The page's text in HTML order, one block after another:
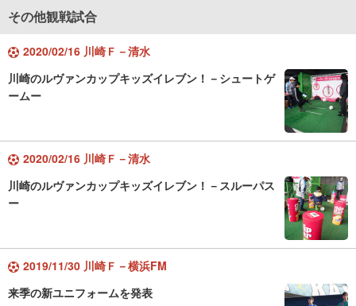
その他観戦試合
2020/02/16 川崎Ｆ－清水
川崎のルヴァンカップキッズイレブン！－シュートゲ
ームー
2020/02/16 川崎Ｆ－清水
川崎のルヴァンカップキッズイレブン！－スルーパス
ー
2019/11/30 川崎Ｆ－横浜FM
来季の新ユニフォームを発表